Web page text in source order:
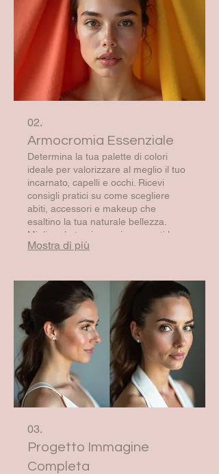
sicurezza.
02.
Armocromia Essenziale
Determina la tua palette di colori
ideale per valorizzare al meglio il tuo
incarnato, capelli e occhi. Ricevi
consigli pratici su come scegliere
abiti, accessori e makeup che
esaltino la tua naturale bellezza.
Migliora la tua immagine e senti la
differenza di indossare i colori giusti
Mostra di più
03.
Progetto Immagine
Completa